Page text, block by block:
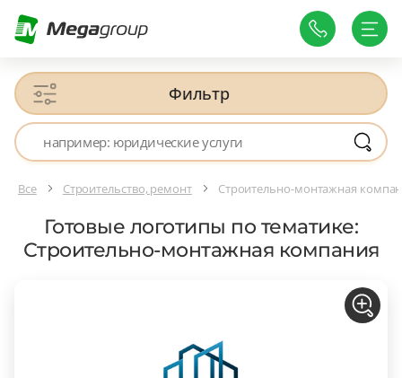
Фильтр
Все Строительство, ремонт Строительно-монтажная
Готовые логотипы по тематике:
Строительно-монтажная компания